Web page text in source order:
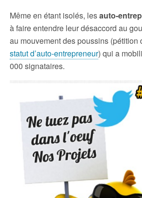
Même en étant isolés, lesauto-
à faire entendre leur désaccord au
au mouvement des poussins (pétition
statut d’auto-entrepreneur) qui a
000 signataires.